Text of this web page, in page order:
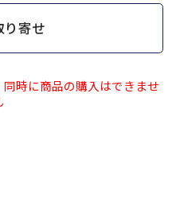
り寄せ
時に商品の購入はできませ